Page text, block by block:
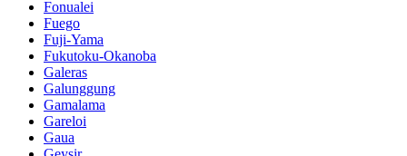
Fonualei
Fuego
Fuji-Yama
Fukutoku-Okanoba
Galeras
Galunggung
Gamalama
Gareloi
Gaua